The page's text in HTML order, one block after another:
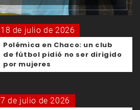
18 de julio de 2026
Polémica en Chaco: un club
de fútbol pidió no ser dirigido
por mujeres
7 de julio de 2026